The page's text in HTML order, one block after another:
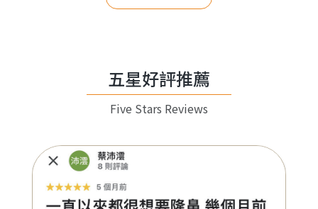
五星好評推薦
Five Stars Reviews